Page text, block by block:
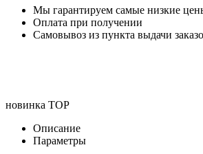
Мы гарантируем самые низкие
Оплата при получении
Самовывоз из пункта выдачи
новинка TOP
Описание
Параметры